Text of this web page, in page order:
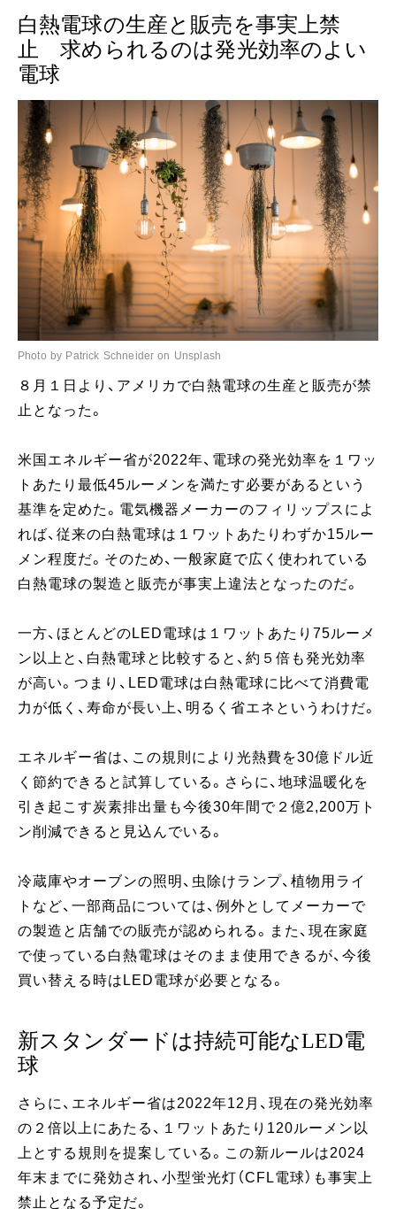
白熱電球の生産と販売を事実上禁
止 求められるのは発光効率のよい
電球
Photo by Patrick Schneider on Unsplash
８月１日より、アメリカで白熱電球の生産と販売が禁
止となった。
米国エネルギー省が2022年、電球の発光効率を１ワッ
トあたり最低45ルーメンを満たす必要があるという
基準を定めた。電気機器メーカーのフィリップスによ
れば、従来の白熱電球は１ワットあたりわずか15ルー
メン程度だ。そのため、一般家庭で広く使われている
白熱電球の製造と販売が事実上違法となったのだ。
一方、ほとんどのLED電球は１ワットあたり75ルーメ
ン以上と、白熱電球と比較すると、約５倍も発光効率
が高い。つまり、LED電球は白熱電球に比べて消費電
力が低く、寿命が長い上、明るく省エネというわけだ。
エネルギー省は、この規則により光熱費を30億ドル近
く節約できると試算している。さらに、地球温暖化を
引き起こす炭素排出量も今後30年間で２億2,200万ト
ン削減できると見込んでいる。
冷蔵庫やオーブンの照明、虫除けランプ、植物用ライ
トなど、一部商品については、例外としてメーカーで
の製造と店舗での販売が認められる。また、現在家庭
で使っている白熱電球はそのまま使用できるが、今後
買い替える時はLED電球が必要となる。
新スタンダードは持続可能なLED電
球
さらに、エネルギー省は2022年12月、現在の発光効率
の２倍以上にあたる、１ワットあたり120ルーメン以
上とする規則を提案している。この新ルールは2024
年末までに発効され、小型蛍光灯（CFL電球）も事実上
禁止となる予定だ。